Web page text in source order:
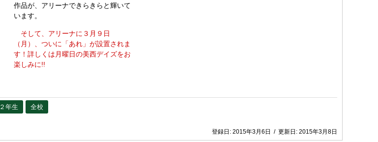
作品が、アリーナできらきらと輝いて
います。
そして、アリーナに３月９日
（月）、ついに「あれ」が設置されま
す！詳しくは月曜日の美西デイズをお
楽しみに!!
２年生 全校
登録日: 2015年3月6日 / 更新日: 2015年3月8日